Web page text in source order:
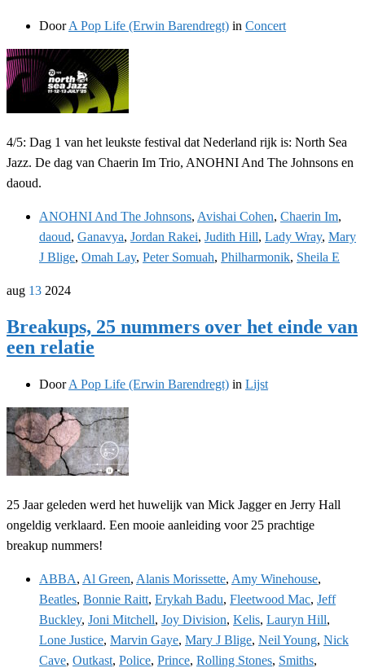
DoorA Pop Life (Erwin Barendregt) in Concert
4/5: Dag 1 van het leukste festival dat Nederland rijk is: North Sea
Jazz. De dag van Chaerin Im Trio, ANOHNI And The Johnsons en
daoud.
ANOHNI And The Johnsons, Avishai Cohen, Chaerin Im,
daoud, Ganavya, Jordan Rakei, Judith Hill, Lady Wray, Mary
J Blige, Omah Lay, Peter Somuah, Philharmonik, Sheila E
aug 13 2024
Breakups, 25 nummers over het einde van
een relatie
DoorA Pop Life (Erwin Barendregt) in Lijst
25 Jaar geleden werd het huwelijk van Mick Jagger en Jerry Hall
ongeldig verklaard. Een mooie aanleiding voor 25 prachtige
breakup nummers!
ABBA, Al Green, Alanis Morissette, Amy Winehouse,
Beatles, Bonnie Raitt, Erykah Badu, Fleetwood Mac, Jeff
Buckley, Joni Mitchell, Joy Division, Kelis, Lauryn Hill,
Lone Justice, Marvin Gaye, Mary J Blige, Neil Young, Nick
Cave, Outkast, Police, Prince, Rolling Stones, Smiths,